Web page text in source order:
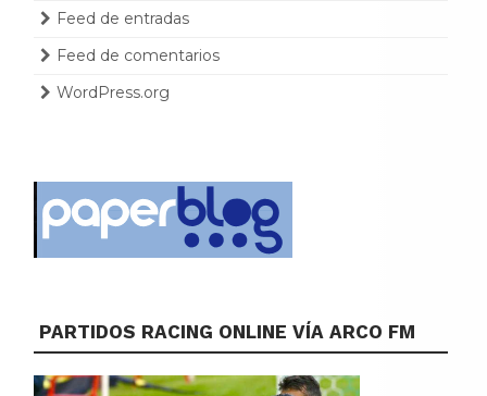
Feed de entradas
Feed de comentarios
WordPress.org
PARTIDOS RACING ONLINE VÍA ARCO FM